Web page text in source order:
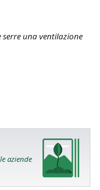
serre una ventilazione
aziende